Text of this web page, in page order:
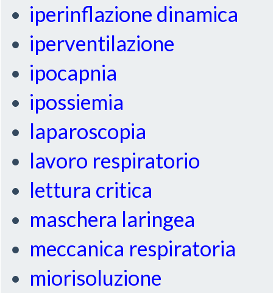
iperinflazione dinamica
iperventilazione
ipocapnia
ipossiemia
laparoscopia
lavoro respiratorio
lettura critica
maschera laringea
meccanica respiratoria
miorisoluzione